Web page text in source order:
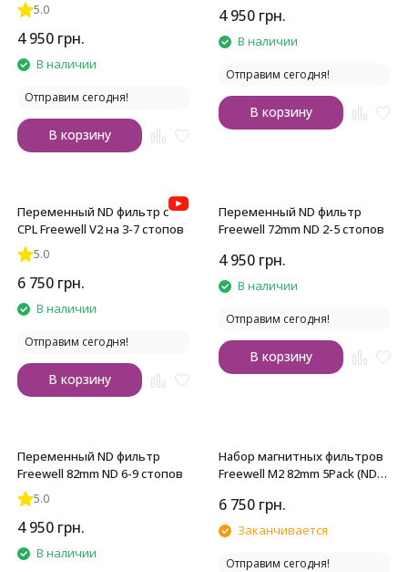
5.0
4 950 грн.
В наличии
Отправим сегодня!
В корзину
4 950 грн.
В наличии
Отправим сегодня!
В корзину
Переменный ND фильтр с
CPL Freewell V2 на 3-7 стопов
5.0
6 750 грн.
В наличии
Отправим сегодня!
В корзину
Переменный ND фильтр
Freewell 72mm ND 2-5 стопов
4 950 грн.
В наличии
Отправим сегодня!
В корзину
Переменный ND фильтр
Freewell 82mm ND 6-9 стопов
5.0
4 950 грн.
В наличии
Набор магнитных фильтров
Freewell M2 82mm 5Pack (ND8,
6 750 грн.
Заканчивается
Отправим сегодня!